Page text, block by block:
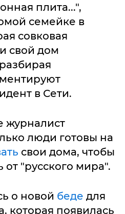
плита...",
семейке в
совковая
свой дом
в Сети.
журналист
люди готовы на
свои дома, чтобы
"русского мира".
о новой беде для
которая появилась